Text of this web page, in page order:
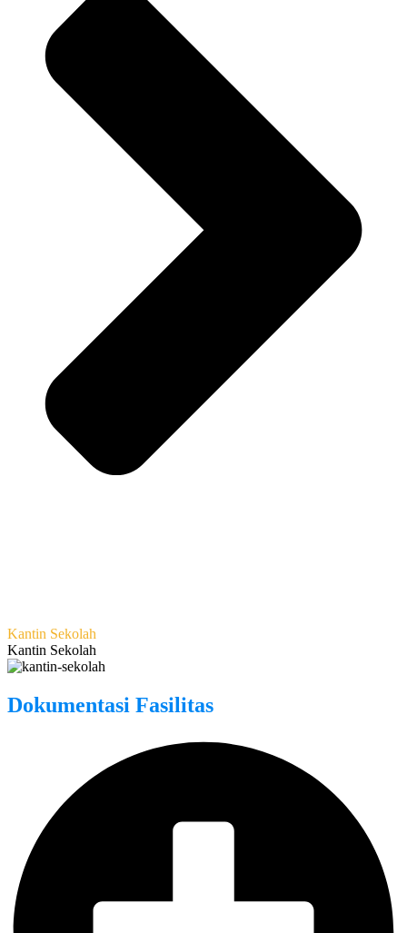
Kantin Sekolah
Kantin Sekolah
Dokumentasi Fasilitas